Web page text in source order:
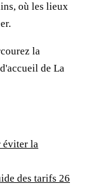
où les lieux
la
de La
éviter la
des tarifs 26